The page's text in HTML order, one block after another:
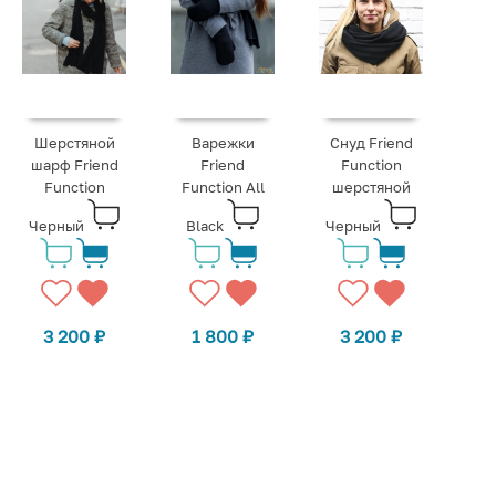
Шерстяной
шарф Friend
Function
Черный
3 200₽
Варежки
Friend
Function All
Black
1 800₽
Снуд Friend
Function
шерстяной
Черный
3 200₽